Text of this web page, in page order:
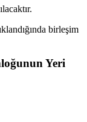
birleşim
Yeri